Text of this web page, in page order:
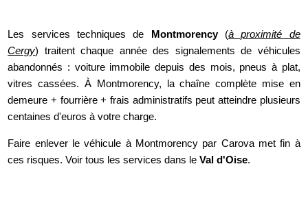
Les services techniques de Montmorency(à proximité de
Cergy) traitent chaque année des signalements de véhicules
abandonnés : voiture immobile depuis des mois, pneus à plat,
vitres cassées. À Montmorency, la chaîne complète mise en
demeure + fourrière + frais administratifs peut atteindre plusieurs
centaines d'euros à votre charge.
Faire enlever le véhicule à Montmorency par Carova met fin à
ces risques. Voir tous les services dans leVal d'Oise.